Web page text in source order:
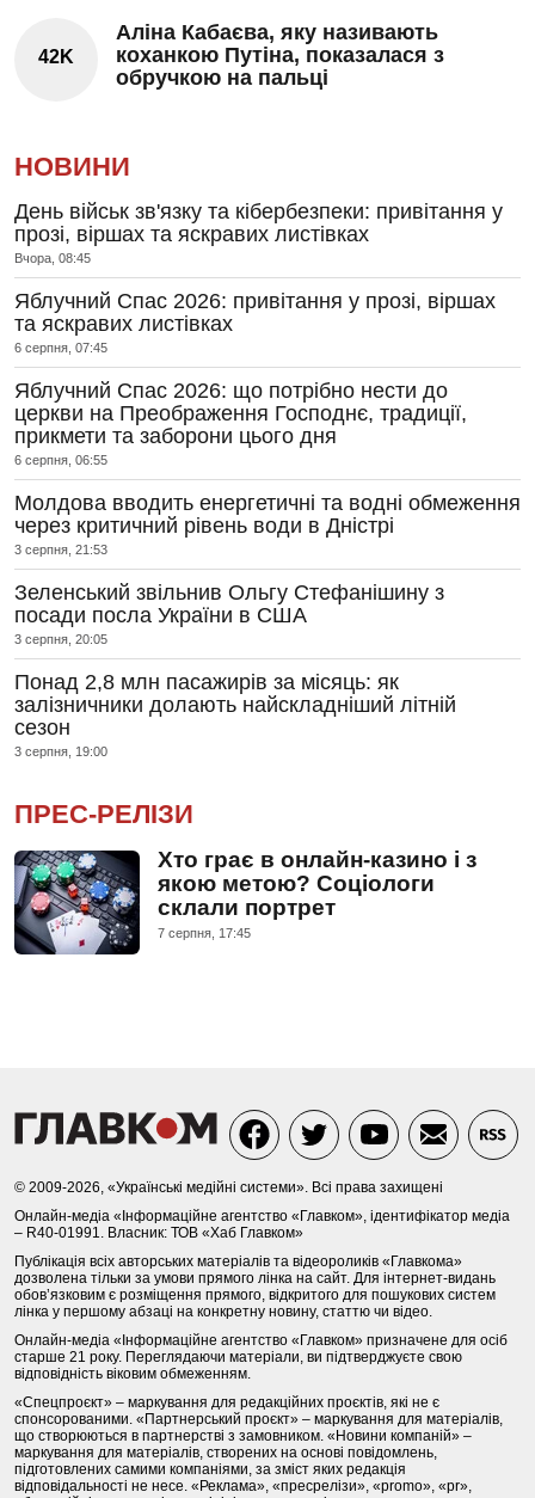
42K
Аліна Кабаєва, яку називають
коханкою Путіна, показалася з
обручкою на пальці
НОВИНИ
День військ зв'язку та кібербезпеки: привітання у
прозі, віршах та яскравих листівках
Вчора, 08:45
Яблучний Спас 2026: привітання у прозі, віршах
та яскравих листівках
6 серпня, 07:45
Яблучний Спас 2026: що потрібно нести до
церкви на Преображення Господнє, традиції,
прикмети та заборони цього дня
6 серпня, 06:55
Молдова вводить енергетичні та водні обмеження
через критичний рівень води в Дністрі
3 серпня, 21:53
Зеленський звільнив Ольгу Стефанішину з
посади посла України в США
3 серпня, 20:05
Понад 2,8 млн пасажирів за місяць: як
залізничники долають найскладніший літній
сезон
3 серпня, 19:00
ПРЕС-РЕЛІЗИ
Хто грає в онлайн-казино і з
якою метою? Соціологи
склали портрет
7 серпня, 17:45
© 2009-2026, «Українські медійні системи». Всі права захищені
Онлайн-медіа «Інформаційне агентство «Главком», ідентифікатор медіа
– R40-01991. Власник: ТОВ «Хаб Главком»
Публікація всіх авторських матеріалів та відеороликів «Главкома»
дозволена тільки за умови прямого лінка на сайт. Для інтернет-видань
обов’язковим є розміщення прямого, відкритого для пошукових систем
лінка у першому абзаці на конкретну новину, статтю чи відео.
Онлайн-медіа «Інформаційне агентство «Главком» призначене для осіб
старше 21 року. Переглядаючи матеріали, ви підтверджуєте свою
відповідність віковим обмеженням.
«Спецпроєкт» – маркування для редакційних проєктів, які не є
спонсорованими. «Партнерський проєкт» – маркування для матеріалів,
що створюються в партнерстві з замовником. «Новини компаній» –
маркування для матеріалів, створених на основі повідомлень,
підготовлених самими компаніями, за зміст яких редакція
відповідальності не несе. «Реклама», «пресрелізи», «promo», «pr»,